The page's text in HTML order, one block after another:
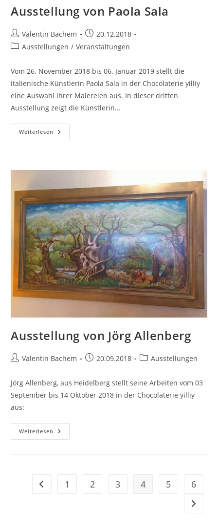
Ausstellung von Paola Sala
Beitrags-
Autor:
Valentin Bachem
Beitrag
veröffentlicht:
20.12.2018
Beitrags-
Ausstellungen / Veranstaltungen
Vom 26. November 2018 bis 06. Januar 2019 stellt die
italienische Künstlerin Paola Sala in der Chocolaterie yilliy
eine Auswahl ihrer Malereien aus. In dieser dritten
Ausstellung zeigt die Künstlerin…
Weiterlesen Ausstellung
Von
Ausstellung von Jörg Allenberg
Beitrags-
Valentin Bachem
Beitrag20.09.2018
Beitrags-
Ausstellungen
Jörg Allenberg, aus Heidelberg stellt seine Arbeiten vom 03
September bis 14 Oktober 2018 in der Chocolaterie yilliy
aus:
Weiterlesen Ausstellung
Von
Zur vorherigen Seite
1 2 3 4 5 6
Zur